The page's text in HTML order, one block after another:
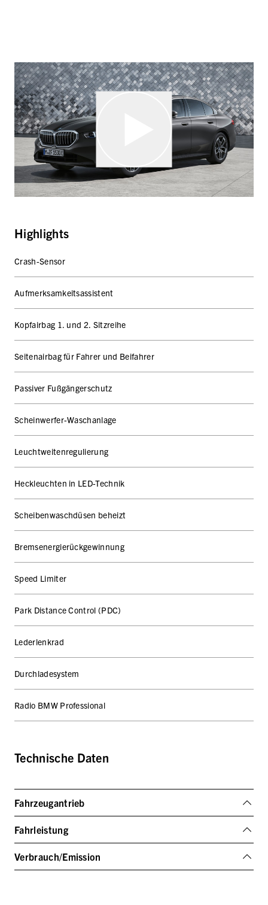
Highlights
Crash-Sensor
Aufmerksamkeitsassistent
Kopfairbag 1. und 2. Sitzreihe
Seitenairbag für Fahrer und Beifahrer
Passiver Fußgängerschutz
Scheinwerfer-Waschanlage
Leuchtweitenregulierung
Heckleuchten in LED-Technik
Scheibenwaschdüsen beheizt
Bremsenergierückgewinnung
Speed Limiter
Park Distance Control (PDC)
Lederlenkrad
Durchladesystem
Radio BMW Professional
Technische Daten
Fahrzeugantrieb
Fahrleistung
Verbrauch/Emission